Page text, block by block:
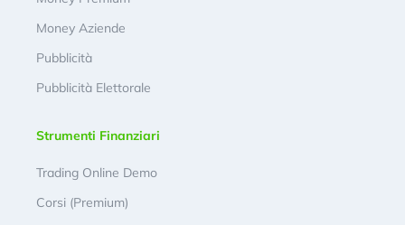
Money Aziende
Pubblicità
Pubblicità Elettorale
Strumenti Finanziari
Trading Online Demo
Corsi (Premium)